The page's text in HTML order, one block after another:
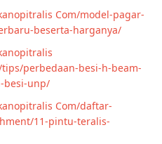
Com/model-pagar-
beserta-harganya/
perbedaan-besi-h-beam-
besi-unp/
Com/daftar-
11-pintu-teralis-